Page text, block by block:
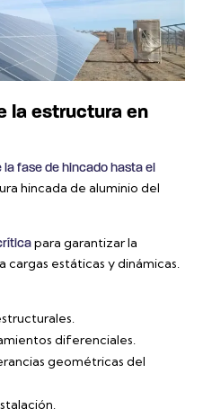
la estructura en
fase de hincado hasta el
hincada de aluminio del
para garantizar la
estáticas y dinámicas.
diferenciales.
geométricas del